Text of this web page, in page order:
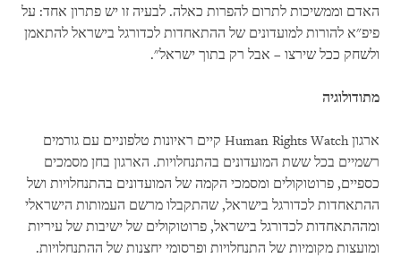
האדם וממשיכות לתרום להפרות כאלה. לבעיה זו יש פתרון אחד: על
פיפ"א להורות למועדונים של ההתאחדות לכדורגל בישראל להתאמן
ולשחק ככל שירצו – אבל רק בתוך ישראל".
מתודולוגיה
ארגוןHuman Rights Watch קיים ראיונות טלפוניים עם גורמים
רשמיים בכל ששת המועדונים בהתנחלויות. הארגון בחן מסמכים
כספיים, פרוטוקולים ומסמכי הקמה של המועדונים בהתנחלויות ושל
ההתאחדות לכדורגל בישראל, שהתקבלו מרשם העמותות הישראלי
ומההתאחדות לכדורגל בישראל, פרוטוקולים של ישיבות של עיריות
ומועצות מקומיות של התנחלויות ופרסומי יחצנות של ההתנחלויות.